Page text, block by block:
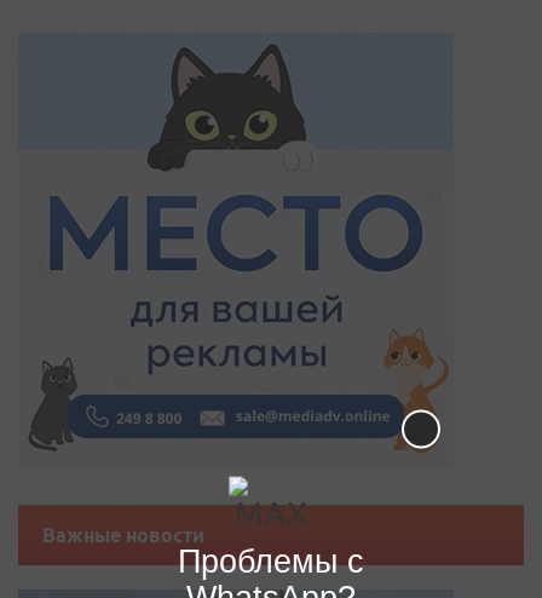
Важные новости
Проблемы с